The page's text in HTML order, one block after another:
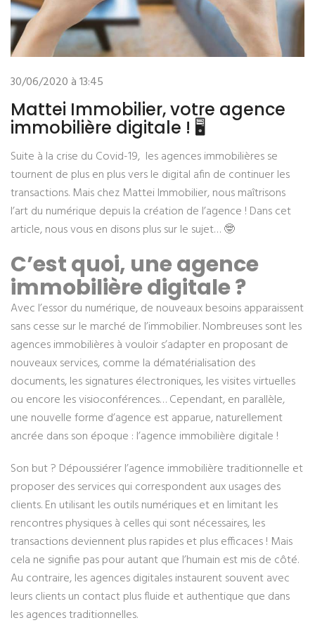
30/06/2020 à 13:45
Mattei Immobilier, votre agence
immobilière digitale ! 🖥
Suite à la crise du Covid-19, les agences immobilières se
tournent de plus en plus vers le digital afin de continuer les
transactions. Mais chez Mattei Immobilier, nous maîtrisons
l’art du numérique depuis la création de l’agence ! Dans cet
article, nous vous en disons plus sur le sujet… 🤓
C’est quoi, une agence
immobilière digitale ?
Avec l’essor du numérique, de nouveaux besoins apparaissent
sans cesse sur le marché de l’immobilier. Nombreuses sont les
agences immobilières à vouloir s’adapter en proposant de
nouveaux services, comme la dématérialisation des
documents, les signatures électroniques, les visites virtuelles
ou encore les visioconférences… Cependant, en parallèle,
une nouvelle forme d’agence est apparue, naturellement
ancrée dans son époque : l’agence immobilière digitale !
Son but ? Dépoussiérer l’agence immobilière traditionnelle et
proposer des services qui correspondent aux usages des
clients. En utilisant les outils numériques et en limitant les
rencontres physiques à celles qui sont nécessaires, les
transactions deviennent plus rapides et plus efficaces ! Mais
cela ne signifie pas pour autant que l’humain est mis de côté.
Au contraire, les agences digitales instaurent souvent avec
leurs clients un contact plus fluide et authentique que dans
les agences traditionnelles.